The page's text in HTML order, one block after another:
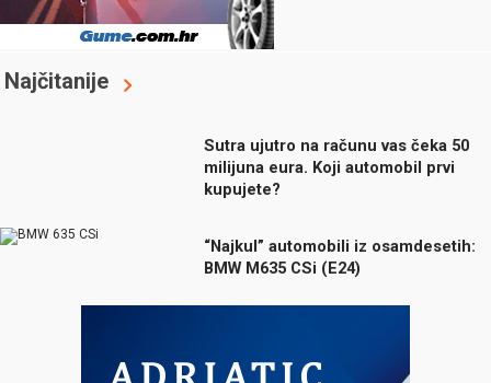
Najčitanije
Sutra ujutro na računu vas čeka 50
milijuna eura. Koji automobil prvi
kupujete?
“Najkul” automobili iz osamdesetih:
BMW M635 CSi (E24)